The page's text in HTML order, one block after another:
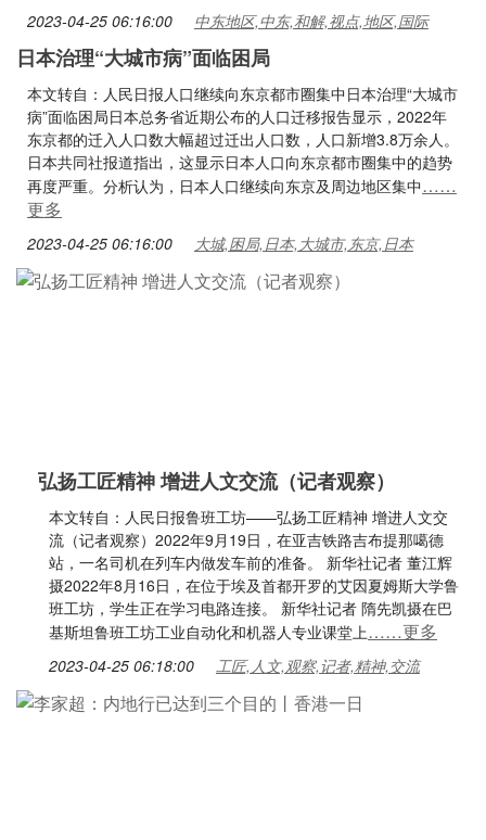
2023-04-25 06:16:00 中东地区,中东,和解,视点,地区,国际
日本治理“大城市病”面临困局
本文转自：人民日报人口继续向东京都市圈集中日本治理“大城市
病”面临困局日本总务省近期公布的人口迁移报告显示，2022年
东京都的迁入人口数大幅超过迁出人口数，人口新增3.8万余人。
日本共同社报道指出，这显示日本人口向东京都市圈集中的趋势
再度严重。分析认为，日本人口继续向东京及周边地区集中……
更多
2023-04-25 06:16:00 大城,困局,日本,大城市,东京,日本
弘扬工匠精神 增进人文交流（记者观察）
本文转自：人民日报鲁班工坊——弘扬工匠精神 增进人文交
流（记者观察）2022年9月19日，在亚吉铁路吉布提那噶德
站，一名司机在列车内做发车前的准备。 新华社记者 董江辉
摄2022年8月16日，在位于埃及首都开罗的艾因夏姆斯大学鲁
班工坊，学生正在学习电路连接。 新华社记者 隋先凯摄在巴
基斯坦鲁班工坊工业自动化和机器人专业课堂上……更多
2023-04-25 06:18:00 工匠,人文,观察,记者,精神,交流